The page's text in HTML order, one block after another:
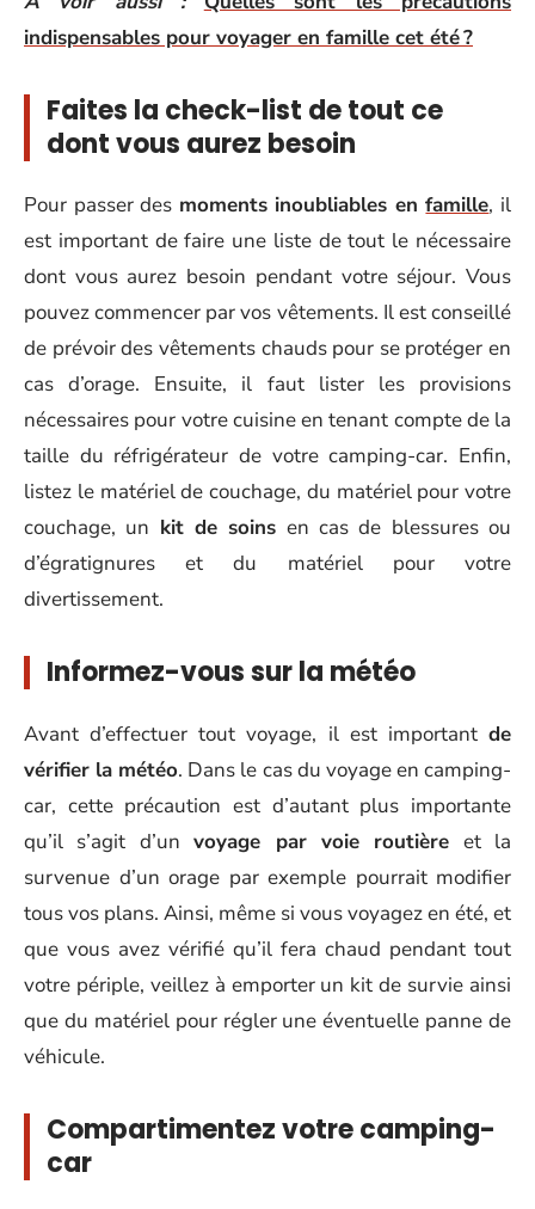
indispensables pour voyager en famille cet été ?
Faites la check-list de tout ce
dont vous aurez besoin
Pour passer des moments inoubliables enfamille, il
est important de faire une liste de tout le nécessaire
dont vous aurez besoin pendant votre séjour. Vous
pouvez commencer par vos vêtements. Il est conseillé
de prévoir des vêtements chauds pour se protéger en
cas d’orage. Ensuite, il faut lister les provisions
nécessaires pour votre cuisine en tenant compte de la
taille du réfrigérateur de votre camping-car. Enfin,
listez le matériel de couchage, du matériel pour votre
couchage, un kit de soins en cas de blessures ou
d’égratignures et du matériel pour votre
divertissement.
Informez-vous sur la météo
Avant d’effectuer tout voyage, il est important de
vérifier la météo. Dans le cas du voyage en camping-
car, cette précaution est d’autant plus importante
qu’il s’agit d’unvoyage par voie routière et la
survenue d’un orage par exemple pourrait modifier
tous vos plans. Ainsi, même si vous voyagez en été, et
que vous avez vérifié qu’il fera chaud pendant tout
votre périple, veillez à emporter un kit de survie ainsi
que du matériel pour régler une éventuelle panne de
véhicule.
Compartimentez votre camping-
car